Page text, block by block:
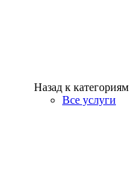
Назад к категориям
Все услуги